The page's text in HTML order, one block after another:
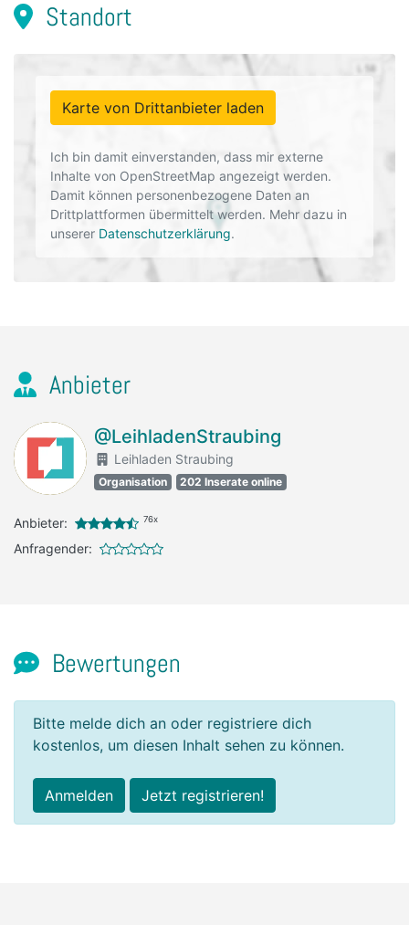
Standort
Karte von Drittanbieter laden
Ich bin damit einverstanden, dass mir externe
Inhalte von OpenStreetMap angezeigt werden.
Damit können personenbezogene Daten an
Drittplattformen übermittelt werden. Mehr dazu in
unserer Datenschutzerklärung.
Anbieter
@LeihladenStraubing
Leihladen Straubing
Organisation 202 Inserate online
Anbieter: 76x
Anfragender:
Bewertungen
Bitte melde dich an oder registriere dich
kostenlos, um diesen Inhalt sehen zu können.
Anmelden Jetzt registrieren!